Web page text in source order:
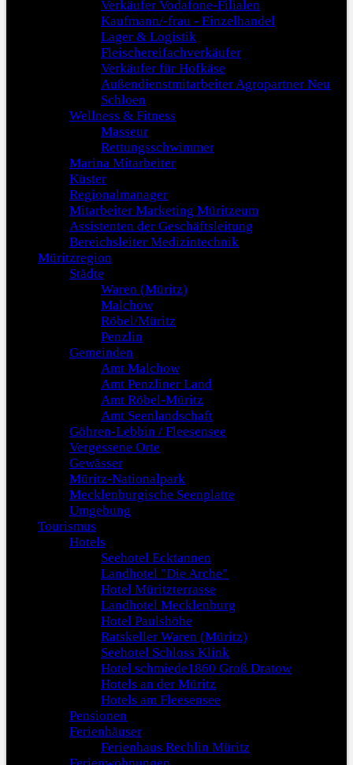
Verkäufer Vodafone-Filialen
Kaufmann/-frau - Einzelhandel
Lager & Logistik
Fleischereifachverkäufer
Verkäufer für Hofkäse
Außendienstmitarbeiter Agropartner Neu
Schloen
Wellness & Fitness
Masseur
Rettungsschwimmer
Marina Mitarbeiter
Küster
Regionalmanager
Mitarbeiter Marketing Müritzeum
Assistenten der Geschäftsleitung
Bereichsleiter Medizintechnik
Müritzregion
Städte
Waren (Müritz)
Malchow
Röbel/Müritz
Penzlin
Gemeinden
Amt Malchow
Amt Penzliner Land
Amt Röbel-Müritz
Amt Seenlandschaft
Göhren-Lebbin / Fleesensee
Vergessene Orte
Gewässer
Müritz-Nationalpark
Mecklenburgische Seenplatte
Umgebung
Tourismus
Hotels
Seehotel Ecktannen
Landhotel "Die Arche"
Hotel Müritzterrasse
Landhotel Mecklenburg
Hotel Paulshöhe
Ratskeller Waren (Müritz)
Seehotel Schloss Klink
Hotel schmiede1860 Groß Dratow
Hotels an der Müritz
Hotels am Fleesensee
Pensionen
Ferienhäuser
Ferienhaus Rechlin Müritz